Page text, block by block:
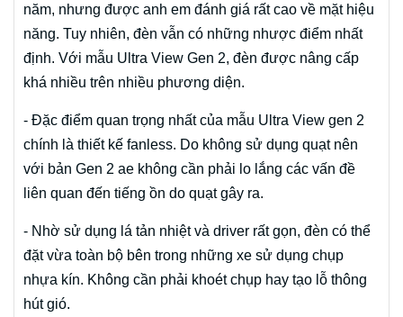
năm, nhưng được anh em đánh giá rất cao về mặt hiệu
năng. Tuy nhiên, đèn vẫn có những nhược điểm nhất
định. Với mẫu Ultra View Gen 2, đèn được nâng cấp
khá nhiều trên nhiều phương diện.
- Đặc điểm quan trọng nhất của mẫu Ultra View gen 2
chính là thiết kế fanless. Do không sử dụng quạt nên
với bản Gen 2 ae không cần phải lo lắng các vấn đề
liên quan đến tiếng ồn do quạt gây ra.
- Nhờ sử dụng lá tản nhiệt và driver rất gọn, đèn có thể
đặt vừa toàn bộ bên trong những xe sử dụng chụp
nhựa kín. Không cần phải khoét chụp hay tạo lỗ thông
hút gió.